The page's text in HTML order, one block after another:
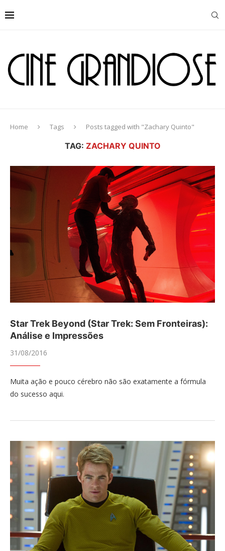
Home Tags Posts tagged with "Zachary Quinto"
TAG: ZACHARY QUINTO
Star Trek Beyond (Star Trek: Sem Fronteiras):
Análise e Impressões
31/08/2016
Muita ação e pouco cérebro não são exatamente a fórmula
do sucesso aqui.